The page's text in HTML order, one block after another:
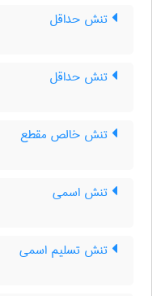
تنش حداقل
تنش حداقل
تنش خالص مقطع
تنش اسمی
تنش تسلیم اسمی